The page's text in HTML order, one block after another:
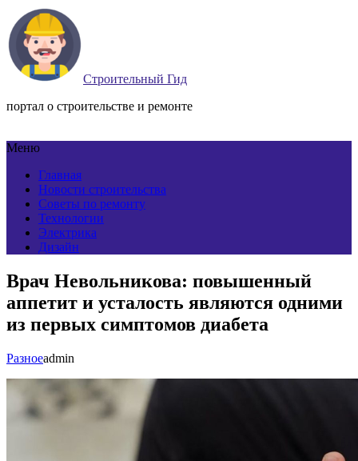
Строительный Гид
портал о строительстве и ремонте
Меню
Главная
Новости строительства
Советы по ремонту
Технологии
Электрика
Дизайн
Врач Невольникова: повышенный
аппетит и усталость являются одними
из первых симптомов диабета
Разноеadmin